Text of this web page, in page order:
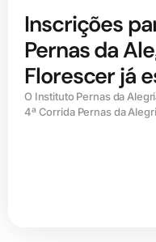
Inscrições
Pernas da
Florescer já
O Instituto Pernas da
4ª Corrida Pernas da